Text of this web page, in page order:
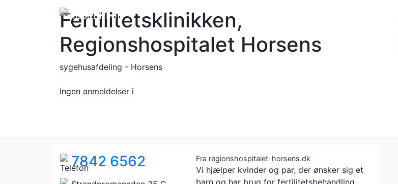
Fertilitetsklinikken,
Regionshospitalet Horsens
sygehusafdeling - Horsens
Ingen anmeldelser i
7842 6562 Fra regionshospitalet-horsens.dk
Vi hjælper kvinder og par, der ønsker sig et
barn og har brug for fertilitetsbehandling.